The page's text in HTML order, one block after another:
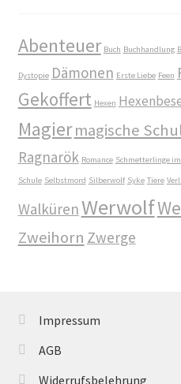
William von Saargnagel Bd. 2
William von Saargnagel Bd. 3
Willkommen beim Wölfchen
Yggdrasil der Weltenbaum
Abenteuer Buch Buchhandlung
Dystopie Dämonen Erste Liebe Feen
Gekoffert Hexen
Magier magische
Ragnarök Romance Schmetterlinge im
Schule Selbstmord Silberwolf Syke Tiere
WalkürenWerwolf
Zweihorn Zwerge
Impressum
AGB
Widerrufsbelehrung